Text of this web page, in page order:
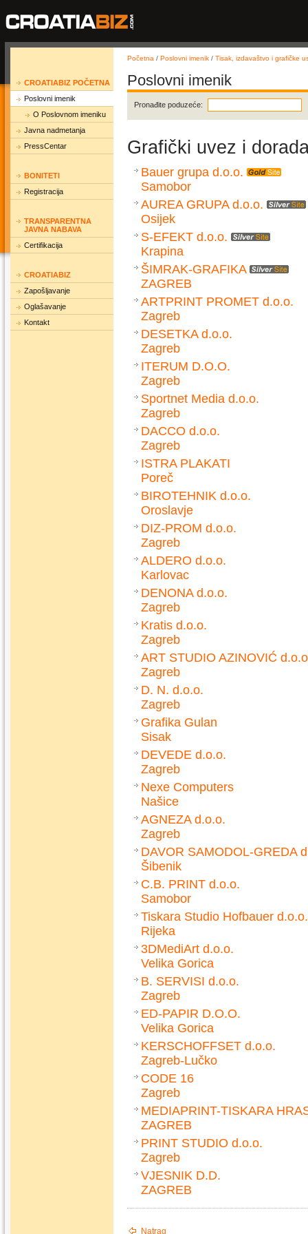
CROATIABIZ POČETNA
Poslovni imenik
O Poslovnom imeniku
Javna nadmetanja
PressCentar
BONITETI
Registracija
TRANSPARENTNA
JAVNA NABAVA
Certifikacija
CROATIABIZ
Zapošljavanje
Oglašavanje
Kontakt
Početna / Poslovni imenik / Tisak, izdavaštvo i grafičke
Poslovni imenik
Pronađite poduzeće:
Grafički uvez i
Bauer grupa d.o.o.
Samobor
AUREA GRUPA d.o.o.
Osijek
S-EFEKT d.o.o.
Krapina
ŠIMRAK-GRAFIKA
ZAGREB
ARTPRINT PROMET d.o.o.
Zagreb
DESETKA d.o.o.
Zagreb
ITERUM D.O.O.
Zagreb
Sportnet Media d.o.o.
Zagreb
DACCO d.o.o.
Zagreb
ISTRA PLAKATI
Poreč
BIROTEHNIK d.o.o.
Oroslavje
DIZ-PROM d.o.o.
Zagreb
ALDERO d.o.o.
Karlovac
DENONA d.o.o.
Zagreb
Kratis d.o.o.
Zagreb
ART STUDIO AZINOVIĆ
Zagreb
D. N. d.o.o.
Zagreb
Grafika Gulan
Sisak
DEVEDE d.o.o.
Zagreb
Nexe Computers
Našice
AGNEZA d.o.o.
Zagreb
DAVOR SAMODOL-GREDA
Šibenik
C.B. PRINT d.o.o.
Samobor
Tiskara Studio Hofbauer
Rijeka
3DMediArt d.o.o.
Velika Gorica
B. SERVISI d.o.o.
Zagreb
ED-PAPIR D.O.O.
Velika Gorica
KERSCHOFFSET d.o.o.
Zagreb-Lučko
CODE 16
Zagreb
MEDIAPRINT-TISKARA
ZAGREB
PRINT STUDIO d.o.o.
Zagreb
VJESNIK D.D.
ZAGREB
Natrag